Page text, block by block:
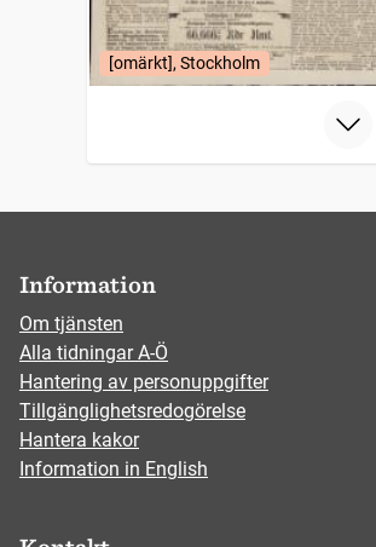
[omärkt], Stockholm
Information
Om tjänsten
Alla tidningar A-Ö
Hantering av personuppgifter
Tillgänglighetsredogörelse
Hantera kakor
Information in English